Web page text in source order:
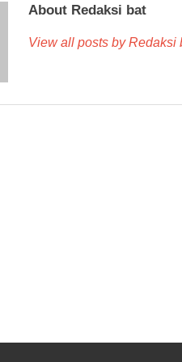
About Redaksi bat
View all posts by Redaksi